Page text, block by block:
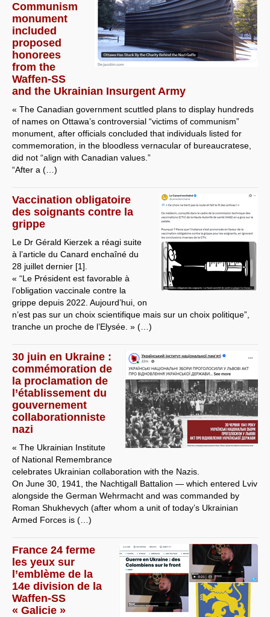
Communism
monument
included
proposed
honorees
from the
Waffen-SS
and the Ukrainian Insurgent Army
« The Canadian government scuttled plans to display hundreds
of names on Ottawa’s controversial “victims of communism”
monument, after officials concluded that individuals listed for
commemoration, in the bloodless vernacular of bureaucratese,
did not “align with Canadian values.”
“After a (…)
Vaccination obligatoire
des soignants contre la
grippe
Le Dr Gérald Kierzek a réagi suite
à l’article du Canard enchaîné du
28 juillet dernier [1].
« “Le Président est favorable à
l’obligation vaccinale contre la
grippe depuis 2022. Aujourd’hui, on
n’est pas sur un choix scientifique mais sur un choix politique”,
tranche un proche de l’Elysée. » (…)
30 juin en Ukraine :
commémoration de
la proclamation de
l’établissement du
gouvernement
collaborationniste
nazi
« The Ukrainian Institute
of National Remembrance
celebrates Ukrainian collaboration with the Nazis.
On June 30, 1941, the Nachtigall Battalion — which entered Lviv
alongside the German Wehrmacht and was commanded by
Roman Shukhevych (after whom a unit of today’s Ukrainian
Armed Forces is (…)
France 24 ferme
les yeux sur
l’emblème de la
14e division de la
Waffen-SS
« Galicie »